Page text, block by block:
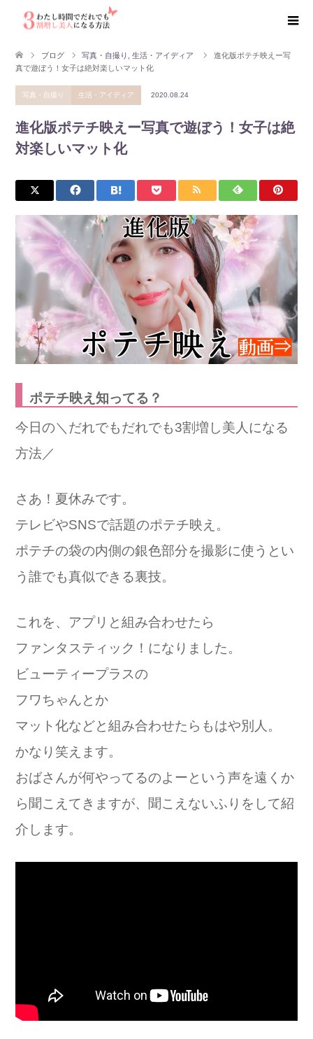
ブログ 写真・自撮り 生活・アイディア
進化版ポテチ映えー写
真で遊ぼう！女子は絶対楽しいマット化
写真・自撮り 生活・アイディア 2020.08.24
進化版ポテチ映えー写真で遊ぼう！女子は絶
対楽しいマット化
ポテチ映え知ってる？
今日の＼だれでもだれでも3割増し美人になる
方法／
さあ！夏休みです。
テレビやSNSで話題のポテチ映え。
ポテチの袋の内側の銀色部分を撮影に使うとい
う誰でも真似できる裏技。
これを、アプリと組み合わせたら
ファンタスティック！になりました。
ビューティープラスの
フワちゃんとか
マット化などと組み合わせたらもはや別人。
かなり笑えます。
おばさんが何やってるのよーという声を遠くか
ら聞こえてきますが、聞こえないふりをして紹
介します。